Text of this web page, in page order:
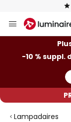
Allez
au
-10 % suppl.
Lampadaires